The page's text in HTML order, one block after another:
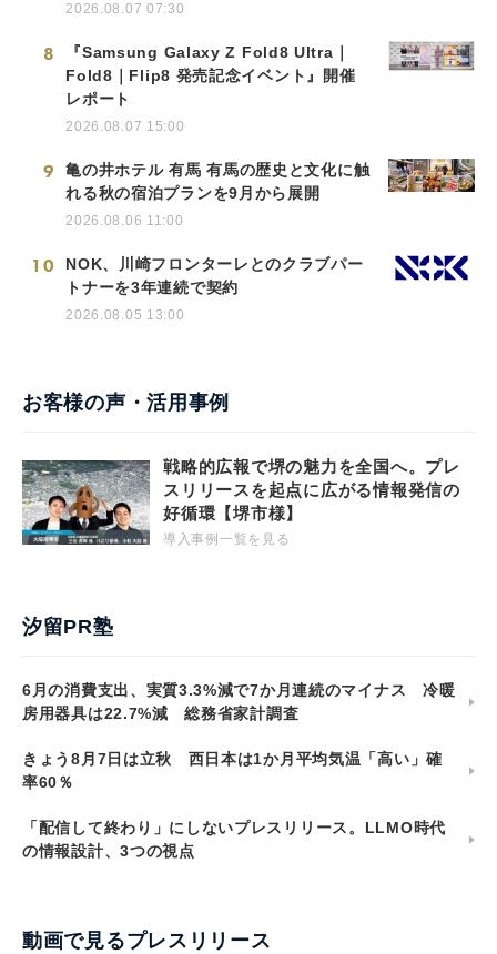
2026.08.07 07:30
8
『Samsung Galaxy Z Fold8 Ultra｜
Fold8｜Flip8 発売記念イベント』開催
レポート
2026.08.07 15:00
9
亀の井ホテル 有馬 有馬の歴史と文化に触
れる秋の宿泊プランを9月から展開
2026.08.06 11:00
10
NOK、川崎フロンターレとのクラブパー
トナーを3年連続で契約
2026.08.05 13:00
お客様の声・活用事例
戦略的広報で堺の魅力を全国へ。プレ
スリリースを起点に広がる情報発信の
好循環【堺市様】
導入事例一覧を見る
汐留PR塾
6月の消費支出、実質3.3%減で7か月連続のマイナス 冷暖
房用器具は22.7%減 総務省家計調査
きょう8月7日は立秋 西日本は1か月平均気温「高い」確
率60％
「配信して終わり」にしないプレスリリース。LLMO時代
の情報設計、3つの視点
動画で見るプレスリリース